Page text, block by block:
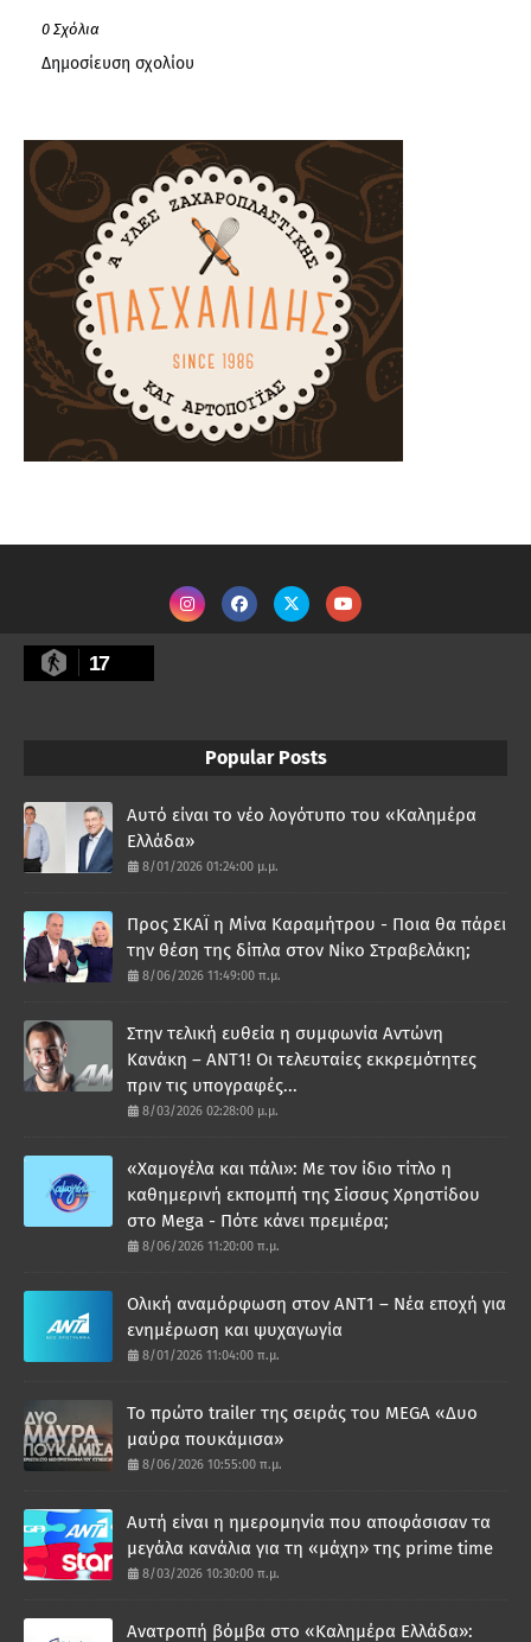
0 Σχόλια
Δημοσίευση σχολίου
17
Popular Posts
Αυτό είναι το νέο λογότυπο του «Καλημέρα
Ελλάδα»
8/01/2026 01:24:00 μ.μ.
Προς ΣΚΑΪ η Μίνα Καραμήτρου - Ποια θα πάρει
την θέση της δίπλα στον Νίκο Στραβελάκη;
8/06/2026 11:49:00 π.μ.
Στην τελική ευθεία η συμφωνία Αντώνη
Κανάκη – ΑΝΤ1! Οι τελευταίες εκκρεμότητες
πριν τις υπογραφές...
8/03/2026 02:28:00 μ.μ.
«Χαμογέλα και πάλι»: Με τον ίδιο τίτλο η
καθημερινή εκπομπή της Σίσσυς Χρηστίδου
στο Mega - Πότε κάνει πρεμιέρα;
8/06/2026 11:20:00 π.μ.
Ολική αναμόρφωση στον ΑΝΤ1 – Νέα εποχή για
ενημέρωση και ψυχαγωγία
8/01/2026 11:04:00 π.μ.
Το πρώτο trailer της σειράς του MEGA «Δυο
μαύρα πουκάμισα»
8/06/2026 10:55:00 π.μ.
Αυτή είναι η ημερομηνία που αποφάσισαν τα
μεγάλα κανάλια για τη «μάχη» της prime time
8/03/2026 10:30:00 π.μ.
Ανατροπή βόμβα στο «Καλημέρα Ελλάδα»: